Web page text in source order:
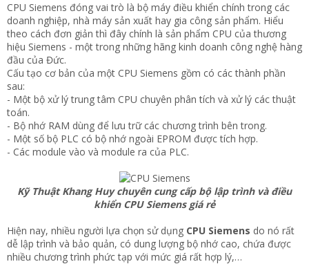
CPU Siemens đóng vai trò là bộ máy điều khiển chính trong các
doanh nghiệp, nhà máy sản xuất hay gia công sản phẩm. Hiểu
theo cách đơn giản thì đây chính là sản phẩm CPU của thương
hiệu Siemens - một trong những hãng kinh doanh công nghệ hàng
đầu của Đức.
Cấu tạo cơ bản của một CPU Siemens gồm có các thành phần
sau:
- Một bộ xử lý trung tâm CPU chuyên phân tích và xử lý các thuật
toán.
- Bộ nhớ RAM dùng để lưu trữ các chương trình bên trong.
- Một số bộ PLC có bộ nhớ ngoài EPROM được tích hợp.
- Các module vào và module ra của PLC.
Kỹ Thuật Khang Huy chuyên cung cấp bộ lập trình và điều
khiển CPU Siemens giá rẻ
Hiện nay, nhiều người lựa chọn sử dụng CPU Siemens do nó rất
dễ lập trình và bảo quản, có dung lượng bộ nhớ cao, chứa được
nhiều chương trình phức tạp với mức giá rất hợp lý,…